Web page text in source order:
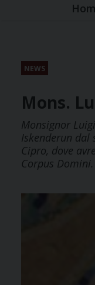
NEWS
Mons.
Monsignor
Iskenderun dal
Cipro, dove
Corpus Domini.